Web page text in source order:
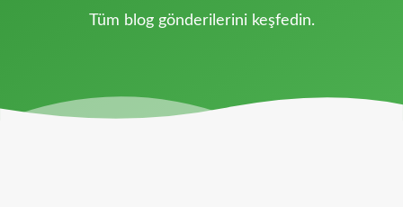
Tüm blog gönderilerini keşfedin.